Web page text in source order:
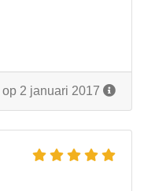
op 2 januari 2017